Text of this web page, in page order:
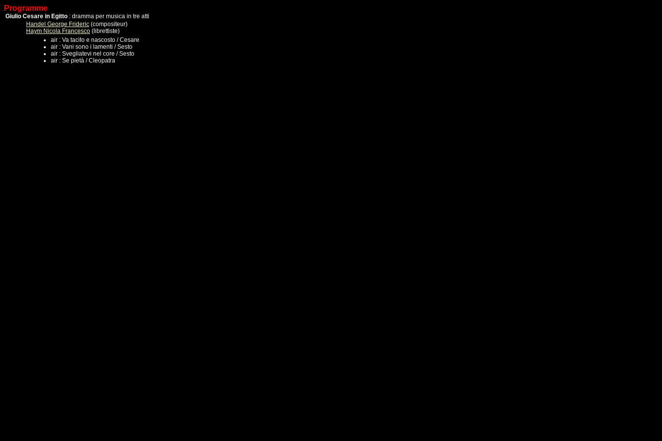
Programme
Giulio Cesare in Egitto : dramma per musica in tre atti
Handel George Frideric (compositeur)
Haym Nicola Francesco (librettiste)
air : Va tacito e nascosto / Cesare
air : Vani sono i lamenti / Sesto
air : Svegliatevi nel core / Sesto
air : Se pietà / Cleopatra